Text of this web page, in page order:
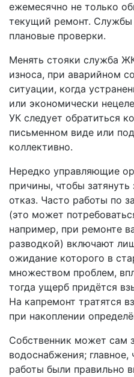
ежемесячно не только
текущий ремонт. Службы
плановые проверки.
Менять стояки служба
износа, при аварийном
ситуации, когда
или экономически
УК следует обратиться
письменном виде или
коллективно.
Нередко управляющие
причины, чтобы
отказ. Часто работы по
(это может
например, при ремонте
разводкой) включают
ожидание которого в
множеством проблем,
тогда ущерб придётся
На капремонт тратятся
при накоплении
Собственник может сам
водоснабжения; главное,
работы были правильно